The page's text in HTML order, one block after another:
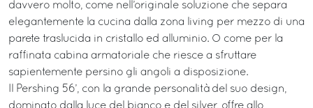
davvero molto, come nell’originale soluzione che separa
elegantemente la cucina dalla zona living per mezzo di una
parete traslucida in cristallo ed alluminio. O come per la
raffinata cabina armatoriale che riesce a sfruttare
sapientemente persino gli angoli a disposizione.
Il Pershing 56’, con la grande personalità del suo design,
dominato dalla luce del bianco e del silver, offre allo